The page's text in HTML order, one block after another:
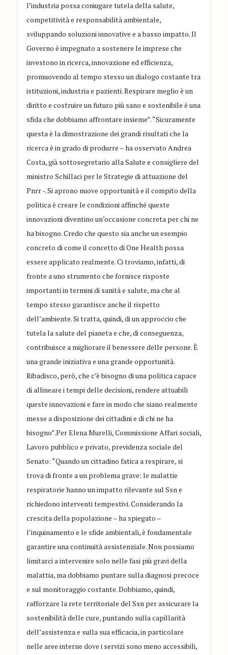
l’industria possa coniugare tutela della salute,
competitività e responsabilità ambientale,
sviluppando soluzioni innovative e a basso impatto. Il
Governo è impegnato a sostenere le imprese che
investono in ricerca, innovazione ed efficienza,
promuovendo al tempo stesso un dialogo costante tra
istituzioni, industria e pazienti. Respirare meglio è un
diritto e costruire un futuro più sano e sostenibile è una
sfida che dobbiamo affrontare insieme”. “Sicuramente
questa è la dimostrazione dei grandi risultati che la
ricerca è in grado di produrre – ha osservato Andrea
Costa, già sottosegretario alla Salute e consigliere del
ministro Schillaci per le Strategie di attuazione del
Pnrr -. Si aprono nuove opportunità e il compito della
politica è creare le condizioni affinché queste
innovazioni diventino un’occasione concreta per chi ne
ha bisogno. Credo che questo sia anche un esempio
concreto di come il concetto di One Health possa
essere applicato realmente. Ci troviamo, infatti, di
fronte a uno strumento che fornisce risposte
importanti in termini di sanità e salute, ma che al
tempo stesso garantisce anche il rispetto
dell’ambiente. Si tratta, quindi, di un approccio che
tutela la salute del pianeta e che, di conseguenza,
contribuisce a migliorare il benessere delle persone. È
una grande iniziativa e una grande opportunità.
Ribadisco, però, che c’è bisogno di una politica capace
di allineare i tempi delle decisioni, rendere attuabili
queste innovazioni e fare in modo che siano realmente
messe a disposizione dei cittadini e di chi ne ha
bisogno”.Per Elena Murelli, Commissione Affari sociali,
Lavoro pubblico e privato, previdenza sociale del
Senato: “Quando un cittadino fatica a respirare, si
trova di fronte a un problema grave: le malattie
respiratorie hanno un impatto rilevante sul Ssn e
richiedono interventi tempestivi. Considerando la
crescita della popolazione – ha spiegato –
l’inquinamento e le sfide ambientali, è fondamentale
garantire una continuità assistenziale. Non possiamo
limitarci a intervenire solo nelle fasi più gravi della
malattia, ma dobbiamo puntare sulla diagnosi precoce
e sul monitoraggio costante. Dobbiamo, quindi,
rafforzare la rete territoriale del Ssn per assicurare la
sostenibilità delle cure, puntando sulla capillarità
dell’assistenza e sulla sua efficacia, in particolare
nelle aree interne dove i servizi sono meno accessibili,